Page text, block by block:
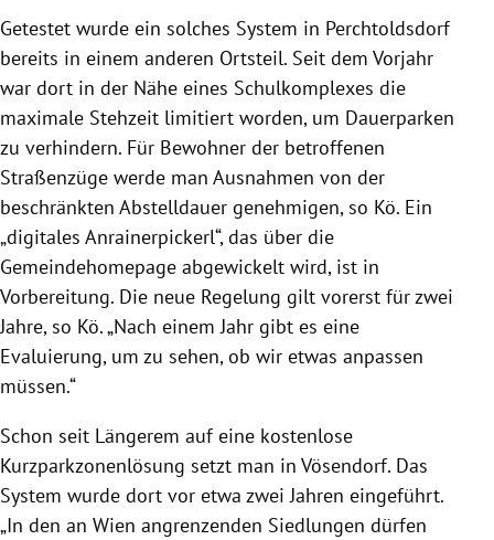
Getestet wurde ein solches System in Perchtoldsdorf
bereits in einem anderen Ortsteil. Seit dem Vorjahr
war dort in der Nähe eines Schulkomplexes die
maximale Stehzeit limitiert worden, um Dauerparken
zu verhindern. Für Bewohner der betroffenen
Straßenzüge werde man Ausnahmen von der
beschränkten Abstelldauer genehmigen, so Kö. Ein
„digitales Anrainerpickerl“, das über die
Gemeindehomepage abgewickelt wird, ist in
Vorbereitung. Die neue Regelung gilt vorerst für zwei
Jahre, so Kö. „Nach einem Jahr gibt es eine
Evaluierung, um zu sehen, ob wir etwas anpassen
müssen.“
Schon seit Längerem auf eine kostenlose
Kurzparkzonenlösung setzt man in Vösendorf. Das
System wurde dort vor etwa zwei Jahren eingeführt.
„In den an Wien angrenzenden Siedlungen dürfen